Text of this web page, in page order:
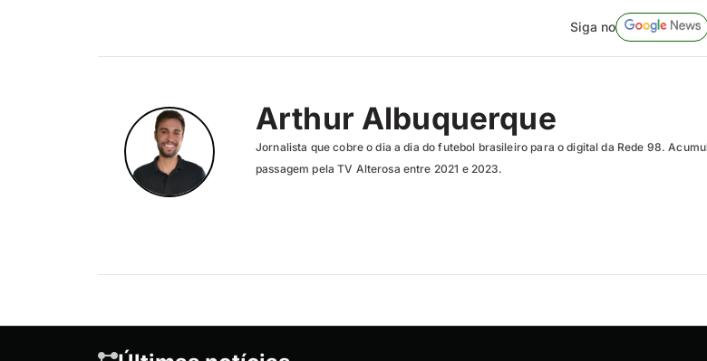
Siga no
Arthur Albuquerque
Jornalista que cobre o dia a dia do futebol brasileiro para o digital da Rede 98.
passagem pela TV Alterosa entre 2021 e 2023.